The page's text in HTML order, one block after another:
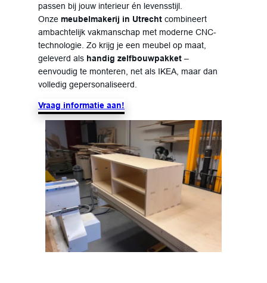
passen bij jouw interieur én levensstijl.
Onze meubelmakerij in Utrecht combineert
ambachtelijk vakmanschap met moderne CNC-
technologie. Zo krijg je een meubel op maat,
geleverd als handig zelfbouwpakket –
eenvoudig te monteren, net als IKEA, maar dan
volledig gepersonaliseerd.
Vraag informatie aan!